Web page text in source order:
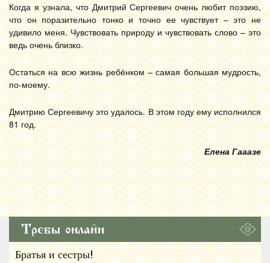
Когда я узнала, что Дмитрий Сергеевич очень любит поэзию,
что он поразительно тонко и точно ее чувствует – это не
удивило меня. Чувствовать природу и чувствовать слово – это
ведь очень близко.
Остаться на всю жизнь ребёнком – самая большая мудрость,
по-моему.
Дмитрию Сергеевичу это удалось. В этом году ему исполнился
81 год.
Елена Гааазе
Требы онлайн
Братья и сестры!